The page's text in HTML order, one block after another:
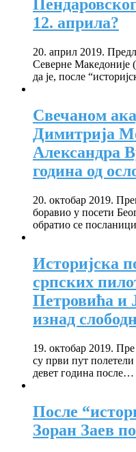
12. априла?
20. април 2019.
Северне Македоније
да је, после
Свечаном
Димитрија
Александра
година од
20. октобар 2019.
боравио у посети
обратио се
Историјска
српских
Петровића и
изнад
19. октобар 2019.
су први пут
девет година после…
После
Зоран Заев